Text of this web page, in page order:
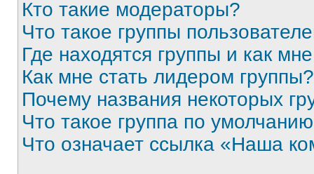
Кто такие модераторы?
Что такое группы
Где находятся группы и как
Как мне стать лидером группы?
Почему названия некоторых
Что такое группа по
Что означает ссылка «Наша